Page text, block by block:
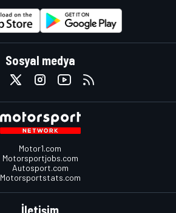
Sosyal medya
Motor1.com
Motorsportjobs.com
Autosport.com
Motorsportstats.com
İletişim